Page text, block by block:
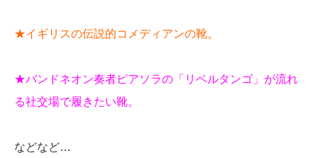
★イギリスの伝説的コメディアンの靴。
★バンドネオン奏者ピアソラの「リベルタンゴ」が流れ
る社交場で履きたい靴。
などなど…